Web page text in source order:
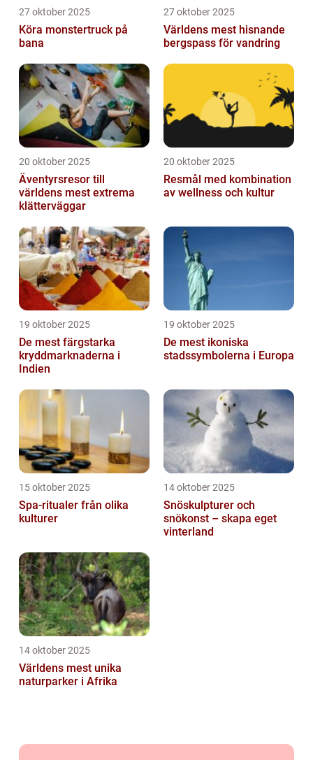
27 oktober 2025
Köra monstertruck på
bana
27 oktober 2025
Världens mest hisnande
bergspass för vandring
20 oktober 2025
Äventyrsresor till
världens mest extrema
klätterväggar
20 oktober 2025
Resmål med kombination
av wellness och kultur
19 oktober 2025
De mest färgstarka
kryddmarknaderna i
Indien
19 oktober 2025
De mest ikoniska
stadssymbolerna i Europa
15 oktober 2025
Spa-ritualer från olika
kulturer
14 oktober 2025
Snöskulpturer och
snökonst – skapa eget
vinterland
14 oktober 2025
Världens mest unika
naturparker i Afrika